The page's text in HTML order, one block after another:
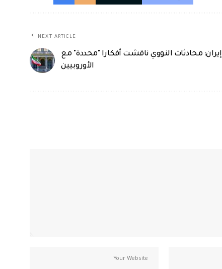
NEXT ARTICLE
إيران: محادثات النووي ناقشت أفكارا "محددة" مع
الأوروبيين